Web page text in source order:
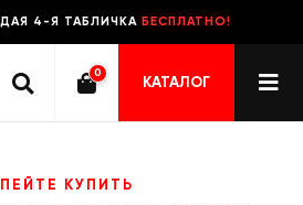
4-Я ТАБЛИЧКА БЕСПЛАТНО!
0
КАТАЛОГ
КУПИТЬ